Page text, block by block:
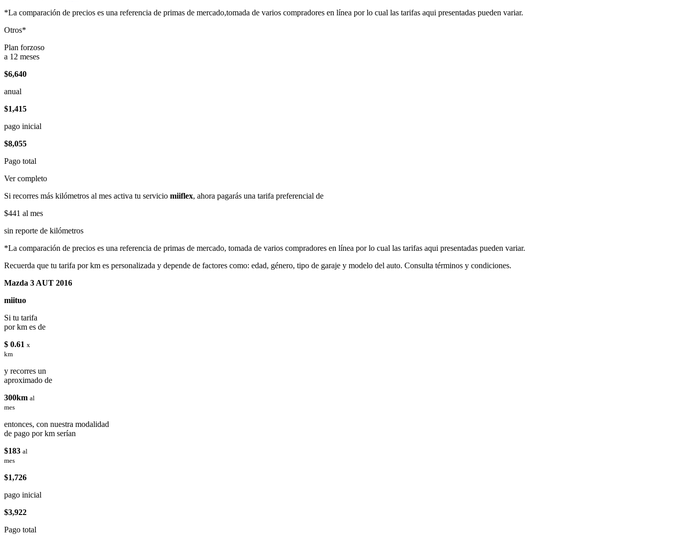
*La comparación de precios es una referencia de primas de mercado,tomada de varios compradores en línea por lo cual las tarifas aqui presentadas pueden variar.
Otros*
Plan forzoso
a 12 meses
$6,640
anual
$1,415
pago inicial
$8,055
Pago total
Ver completo
Si recorres más kilómetros al mes activa tu servicio miiflex, ahora pagarás una tarifa preferencial de
$441 al mes
sin reporte de kilómetros
*La comparación de precios es una referencia de primas de mercado, tomada de varios compradores en línea por lo cual las tarifas aqui presentadas pueden variar.
Recuerda que tu tarifa por km es personalizada y depende de factores como: edad, género, tipo de garaje y modelo del auto. Consulta términos y condiciones.
Mazda 3 AUT 2016
miituo
Si tu tarifa
por km es de
$ 0.61 x
km
y recorres un
aproximado de
300km al
mes
entonces, con nuestra modalidad
de pago por km serían
$183 al
mes
$1,726
pago inicial
$3,922
Pago total